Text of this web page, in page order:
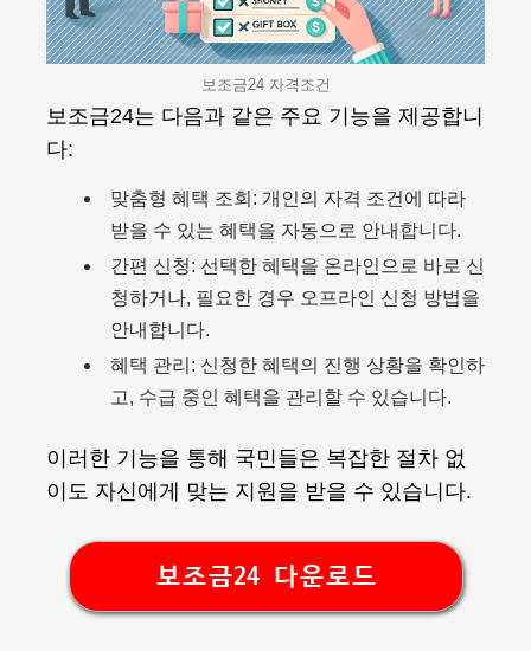
보조금24 자격조건
보조금24는 다음과 같은 주요 기능을 제공합니
다:
맞춤형 혜택 조회: 개인의 자격 조건에 따라
받을 수 있는 혜택을 자동으로 안내합니다.
간편 신청: 선택한 혜택을 온라인으로 바로 신
청하거나, 필요한 경우 오프라인 신청 방법을
안내합니다.
혜택 관리: 신청한 혜택의 진행 상황을 확인하
고, 수급 중인 혜택을 관리할 수 있습니다.
이러한 기능을 통해 국민들은 복잡한 절차 없
이도 자신에게 맞는 지원을 받을 수 있습니다.
보조금24 다운로드